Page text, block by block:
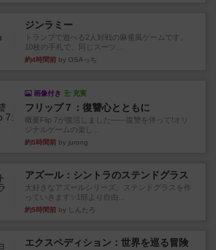
ジンラミー
トランプで遊べる2人対戦の麻雀風ゲームです。
10枚の手札で、同じスーツ...
約4時間前 by OSAっち
画像付き 充実
フリップ７：復讐心とともに
概要Flip 7が復活しました――復讐を伴って!オリ
ジナルゲームの楽し...
約5時間前 by jurong
アズール：シントラのステンドグラス
大好きなアズールシリーズ。ステンドグラスを作
っていきます✨1部より自由...
約5時間前 by しんたろ
エクスペディション：世界を巡る冒険